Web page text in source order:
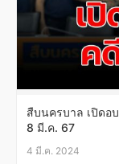
สืบนครบาล เปิดอ
8 มี.ค. 67
4 มี.ค. 2024